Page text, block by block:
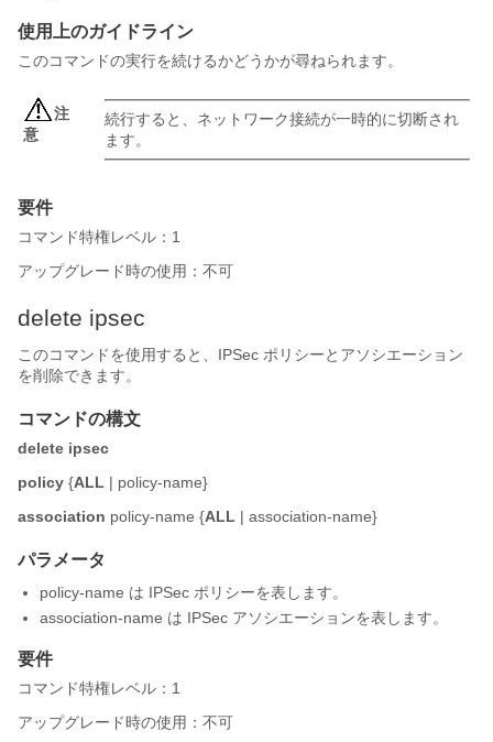
使用上のガイドライン
このコマンドの実行を続けるかどうかが尋ねられます。
注
意
続行すると、ネットワーク接続が一時的に切断され
ます。
要件
コマンド特権レベル：1
アップグレード時の使用：不可
delete ipsec
このコマンドを使用すると、IPSec ポリシーとアソシエーション
を削除できます。
コマンドの構文
delete ipsec
policy {ALL | policy-name}
association policy-name {ALL | association-name}
パラメータ
policy-name は IPSec ポリシーを表します。
association-name は IPSec アソシエーションを表します。
要件
コマンド特権レベル：1
アップグレード時の使用：不可